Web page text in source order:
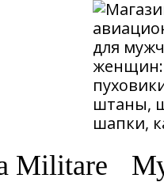
Militare